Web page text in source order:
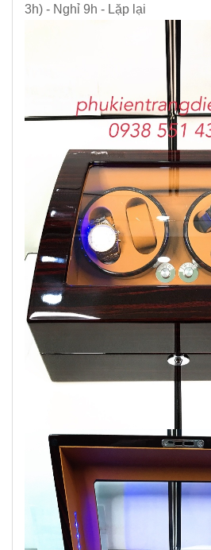
3h) - Nghỉ 9h - Lặp lại